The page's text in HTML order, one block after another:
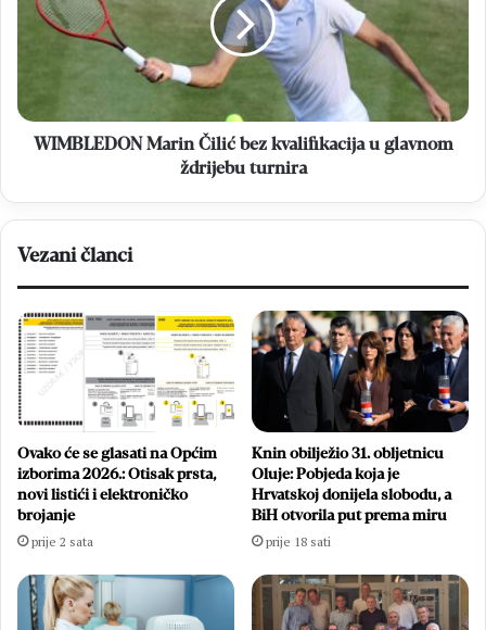
bez
kvalifikacija
glavnom
ždrijebu
turnira
WIMBLEDON Marin Čilić bez kvalifikacija u glavnom
ždrijebu turnira
Vezani članci
Ovako će se glasati na Općim
izborima 2026.: Otisak prsta,
novi listići i elektroničko
brojanje
prije 2 sata
Knin obilježio 31. obljetnicu
Oluje: Pobjeda koja je
Hrvatskoj donijela slobodu, a
BiH otvorila put prema miru
prije 18 sati